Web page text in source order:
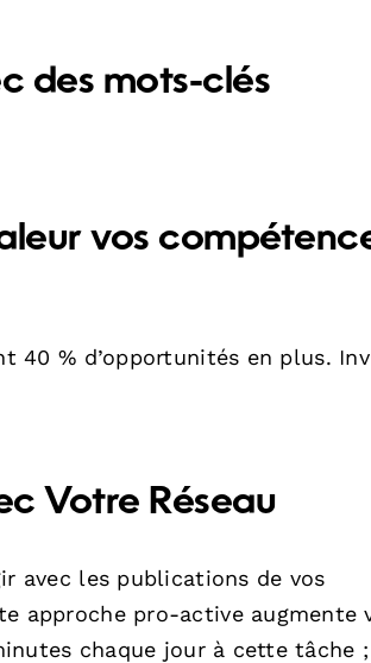
des mots-clés
vos
40 % d’opportunités en plus.
Votre Réseau
avec les publications de vos
approche pro-active augmente
chaque jour à cette tâche ;